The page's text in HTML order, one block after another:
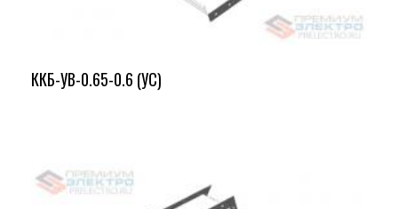
ККБ-УВ-0.65-0.6 (УС)